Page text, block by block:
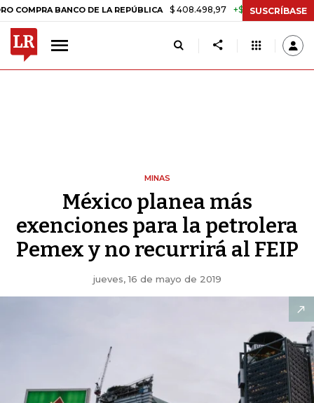
BANCO DE LA REPÚBLICA $ 408.498,97 +$ 8.753,81 +2,19%
SUSCRÍBASE
MINAS
México planea más
exenciones para la petrolera
Pemex y no recurrirá al FEIP
jueves, 16 de mayo de 2019